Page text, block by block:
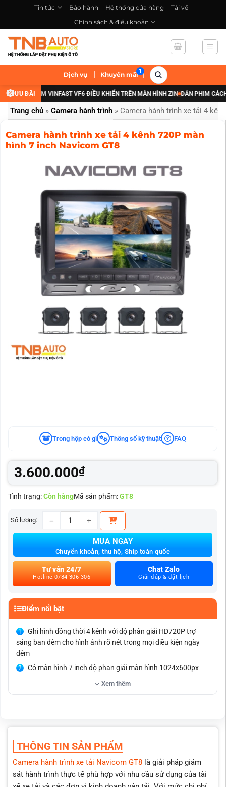
nội
dung
Tin tức Bảo hành Hệ thống cửa hàng
Tải về
Chính sách & điều khoản
Dịch vụ | Khuyến mãi |
ƯU ĐÃI
GẦM VINFAST VF6 ĐIỀU KHIỂN TRÊN MÀN HÌNH ZIN DÁN PHIM CÁCH NHIỆT
Trang chủ » Camera hành trình » Camera hành trình xe tải 4
Camera hành trình xe tải 4 kênh 720P màn
hình 7 inch Navicom GT8
Trong hộp có gì Thông số kỹ thuật FAQ
3.600.000₫
Tình trạng:Còn hàngMã sản phẩm:GT8
Số lượng:
Camera hành trình xe tải 4 kênh 720P màn hình 7
MUA NGAY
Chuyển khoản, thu hộ, Ship toàn quốc
Tư vấn 24/7
Hotline:0784 306 306
Chat Zalo
Giải đáp & đặt lịch
Điểm nổi bật
Ghi hình đồng thời 4 kênh với độ phân giải HD720P trợ
sáng ban đêm cho hình ảnh rõ nét trong mọi điều kiện ngày
đêm
Có màn hình 7 inch độ phan giải màn hình 1024x600px
Khi tài xế cài số lùi (số R) thiết bị sẽ ngay lập tức hiển thị
hình ảnh phía sau trên toàn màn hình
Xem thêm
THÔNG TIN SẢN PHẨM
Camera hành trình xe tải Navicom GT8là giải pháp giám
sát hành trình thực tế phù hợp với nhu cầu sử dụng của tài